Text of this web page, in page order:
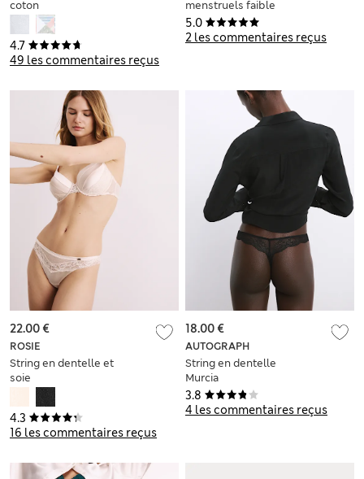
4.7
49 les commentaires reçus
coton
5.0
2 les commentaires reçus
menstruels faible
absorption
4.3
16 les commentaires reçus
ROSIE
String en dentelle et
soie
22.00 €
3.8
4 les commentaires reçus
AUTOGRAPH
String en dentelle
Murcia
18.00 €